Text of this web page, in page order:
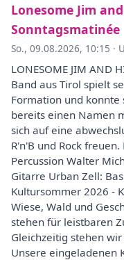
Lonesome Jim
Sonntagsmatinée
So., 09.08.2026, 10:15 ·
LONESOME JIM AND
Band aus Tirol spielt
Formation und konnte
bereits einen Namen
sich auf eine
R'n'B und Rock
Percussion Walter
Gitarre Urban Zell:
Kultursommer 2026 -
Wiese, Wald und
stehen für leistbaren
Gleichzeitig stehen
Unsere eingeladenen